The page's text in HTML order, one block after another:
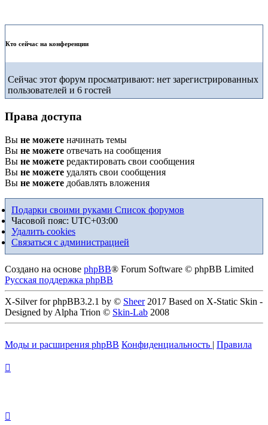
Кто сейчас на конференции
Сейчас этот форум просматривают: нет зарегистрированных
пользователей и 6 гостей
Права доступа
Вы не можете начинать темы
Вы не можете отвечать на сообщения
Вы не можете редактировать свои сообщения
Вы не можете удалять свои сообщения
Вы не можете добавлять вложения
Подарки своими руками Список форумов
Часовой пояс: UTC+03:00
Удалить cookies
Связаться с администрацией
Создано на основе phpBB® Forum Software © phpBB Limited
Русская поддержка phpBB
X-Silver for phpBB3.2.1 by © Sheer2017 Based on X-Static Skin -
Designed by Alpha Trion © Skin-Lab 2008
Моды и расширения phpBB Конфиденциальность | Правила